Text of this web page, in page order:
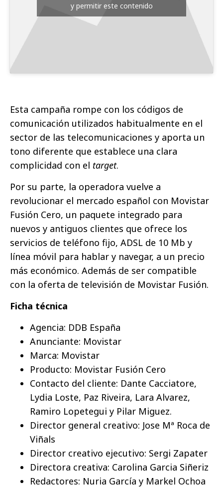
y permitir este contenido
Esta campaña rompe con los códigos de
comunicación utilizados habitualmente en el
sector de las telecomunicaciones y aporta un
tono diferente que establece una clara
complicidad con el target.
Por su parte, la operadora vuelve a
revolucionar el mercado español con Movistar
Fusión Cero, un paquete integrado para
nuevos y antiguos clientes que ofrece los
servicios de teléfono fijo, ADSL de 10 Mb y
línea móvil para hablar y navegar, a un precio
más económico. Además de ser compatible
con la oferta de televisión de Movistar Fusión.
Ficha técnica
Agencia: DDB España
Anunciante: Movistar
Marca: Movistar
Producto: Movistar Fusión Cero
Contacto del cliente: Dante Cacciatore,
Lydia Loste, Paz Riveira, Lara Alvarez,
Ramiro Lopetegui y Pilar Miguez.
Director general creativo: Jose Mª Roca de
Viñals
Director creativo ejecutivo: Sergi Zapater
Directora creativa: Carolina Garcia Siñeriz
Redactores: Nuria García y Markel Ochoa